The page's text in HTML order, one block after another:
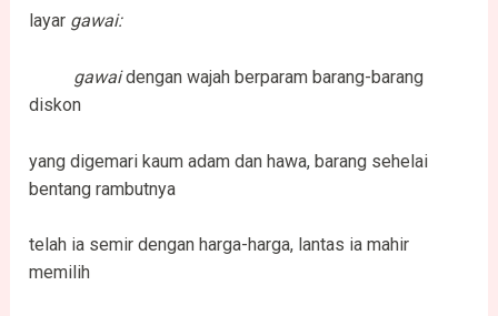
layar gawai:
gawaidengan wajah berparam barang-barang
diskon
yang digemari kaum adam dan hawa, barang sehelai
bentang rambutnya
telah ia semir dengan harga-harga, lantas ia mahir
memilih